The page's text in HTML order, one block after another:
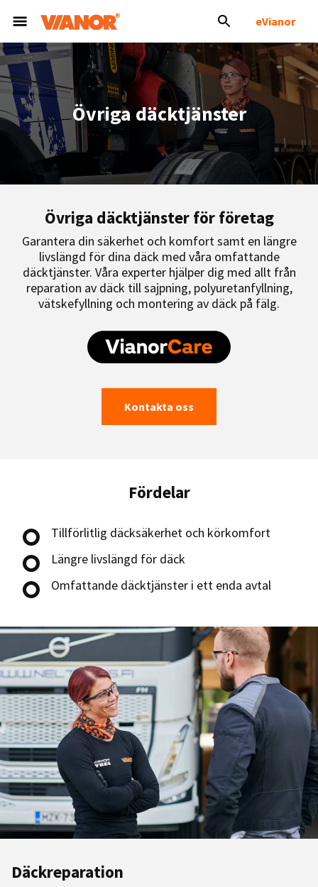
eVianor
Övriga däcktjänster
Övriga däcktjänster för företag
Garantera din säkerhet och komfort samt en längre
livslängd för dina däck med våra omfattande
däcktjänster. Våra experter hjälper dig med allt från
reparation av däck till sajpning, polyuretanfyllning,
vätskefyllning och montering av däck på fälg.
Kontakta oss
Fördelar
Tillförlitlig däcksäkerhet och körkomfort
Längre livslängd för däck
Omfattande däcktjänster i ett enda avtal
Däckreparation